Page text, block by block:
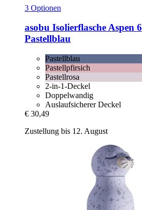
3 Optionen
asobu Isolierflasche Aspen
Pastellblau
Pastellblau
Pastellpfirsich
Pastellrosa
2-in-1-Deckel
Doppelwandig
Auslaufsicherer Deckel
€ 30,49
Zustellung bis 12. August